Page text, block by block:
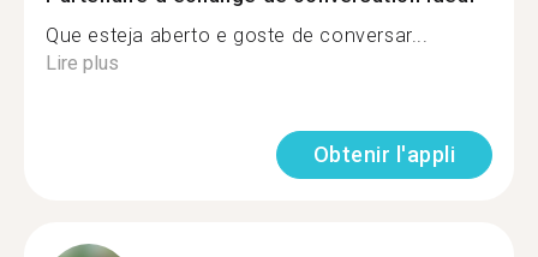
Que esteja aberto e goste de conversar...
Lire plus
Obtenir l'appli